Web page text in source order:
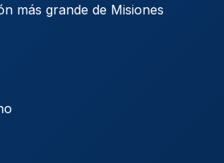
más grande de Misiones